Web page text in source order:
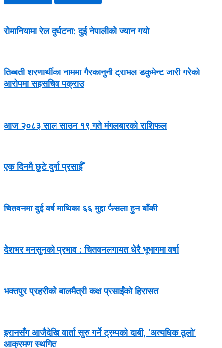
रोमानियामा रेल दुर्घटना: दुई नेपालीको ज्यान गयो
तिब्बती शरणार्थीका नाममा गैरकानुनी ट्राभल डकुमेन्ट जारी गरेको
आरोपमा सहसचिव पक्राउ
आज २०८३ साल साउन १९ गते मंगलबारको राशिफल
एक दिनमै छुटे दुर्गा प्रसाईँ
चितवनमा दुई वर्ष माथिका ६६ मुद्दा फैसला हुन बाँकी
देशभर मनसुनको प्रभाव : चितवनलगायत धेरै भूभागमा वर्षा
भक्तपुर प्रहरीको बालमैत्री कक्ष प्रसाईंको हिरासत
इरानसँग आजैदेखि वार्ता सुरु गर्ने ट्रम्पको दाबी, ‘अत्यधिक ठूलो’
आक्रमण स्थगित